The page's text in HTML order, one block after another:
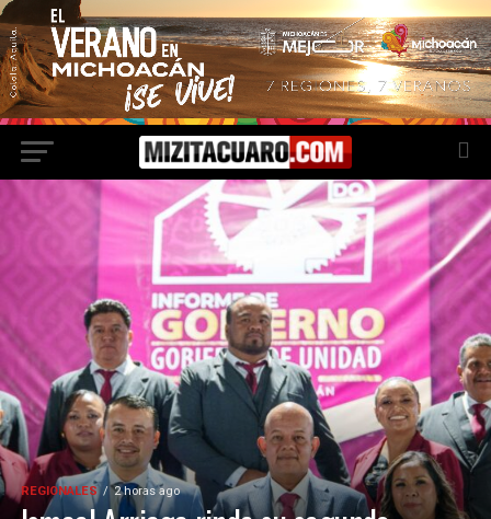
REGIONALES 2 horas ago